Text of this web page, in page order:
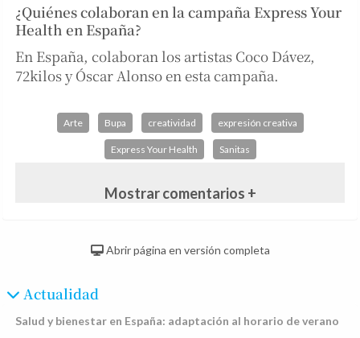
¿Quiénes colaboran en la campaña Express Your
Health en España?
En España, colaboran los artistas Coco Dávez,
72kilos y Óscar Alonso en esta campaña.
Arte Bupa creatividad expresión creativa
Express Your Health Sanitas
Mostrar comentarios +
Abrir página en versión completa
Actualidad
Salud y bienestar en España: adaptación al horario de verano